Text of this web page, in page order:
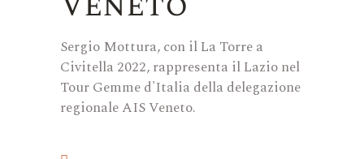
Sergio Mottura, con il La Torre a
Civitella 2022, rappresenta il Lazio nel
Tour Gemme d'Italia della delegazione
regionale AIS Veneto.